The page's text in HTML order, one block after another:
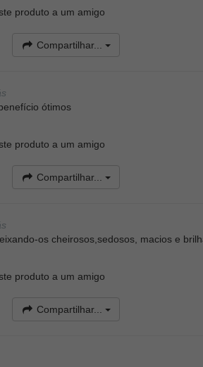
produto a um amigo
Compartilhar...
ótimos
produto a um amigo
Compartilhar...
os cheirosos,sedosos, macios e
produto a um amigo
Compartilhar...